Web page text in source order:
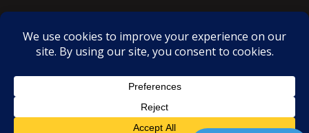
Proudly powered by WordPress |Theme: SuperMag byAcme